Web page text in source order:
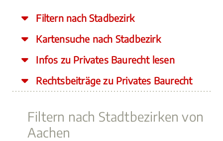
Filtern nach Stadbezirk
Kartensuche nach Stadbezirk
Infos zu Privates Baurecht lesen
Rechtsbeiträge zu Privates Baurecht
Filtern nach Stadtbezirken von
Aachen